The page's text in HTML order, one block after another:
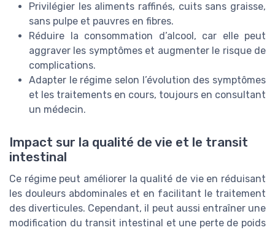
Privilégier les aliments raffinés, cuits sans graisse,
sans pulpe et pauvres en fibres.
Réduire la consommation d’alcool, car elle peut
aggraver les symptômes et augmenter le risque de
complications.
Adapter le régime selon l’évolution des symptômes
et les traitements en cours, toujours en consultant
un médecin.
Impact sur la qualité de vie et le transit
intestinal
Ce régime peut améliorer la qualité de vie en réduisant
les douleurs abdominales et en facilitant le traitement
des diverticules. Cependant, il peut aussi entraîner une
modification du transit intestinal et une perte de poids